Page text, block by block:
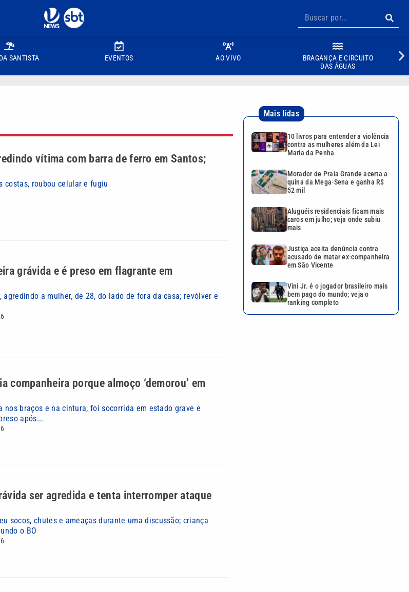
SANTISTA EVENTOS AO VIVO
BRAGANÇA E CIRCUITO
DAS ÁGUAS
vítima com barra de ferro em Santos;
costas, roubou celular e fugiu
grávida e é preso em flagrante em
agredindo a mulher, de 28, do lado de fora da casa; revólver e
companheira porque almoço ‘demorou’ em
nos braços e na cintura, foi socorrida em estado grave e
após...
ser agredida e tenta interromper ataque
socos, chutes e ameaças durante uma discussão; criança
o BO
Mais lidas
10 livros para entender a violência
contra as mulheres além da Lei
Maria da Penha
Morador de Praia Grande acerta a
quina da Mega-Sena e ganha R$
52 mil
Aluguéis residenciais ficam mais
caros em julho; veja onde subiu
mais
Justiça aceita denúncia contra
acusado de matar ex-companheira
em São Vicente
Vini Jr. é o jogador brasileiro mais
bem pago do mundo; veja o
ranking completo